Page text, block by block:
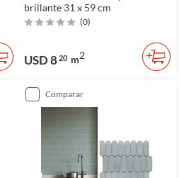
brillante 31 x 59 cm
(0)
USD 820 m2
comparar